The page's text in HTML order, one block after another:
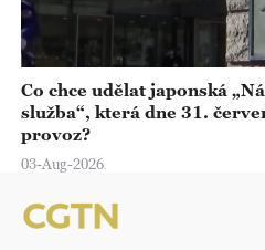
Co chce udělat japonská
služba“, která dne 31.
provoz?
03-Aug-2026